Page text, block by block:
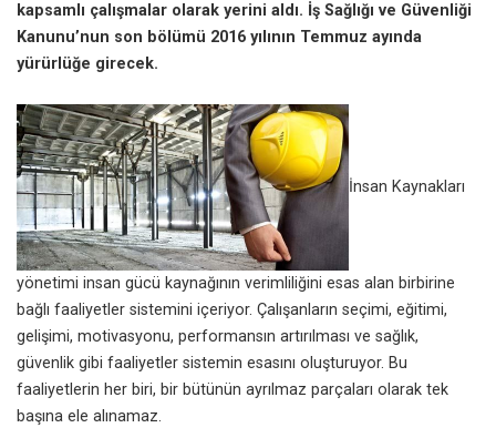
kapsamlı çalışmalar olarak yerini aldı. İş Sağlığı ve Güvenliği
Kanunu’nun son bölümü 2016 yılının Temmuz ayında
yürürlüğe girecek.
İnsan Kaynakları
yönetimi insan gücü kaynağının verimliliğini esas alan birbirine
bağlı faaliyetler sistemini içeriyor. Çalışanların seçimi, eğitimi,
gelişimi, motivasyonu, performansın artırılması ve sağlık,
güvenlik gibi faaliyetler sistemin esasını oluşturuyor. Bu
faaliyetlerin her biri, bir bütünün ayrılmaz parçaları olarak tek
başına ele alınamaz.